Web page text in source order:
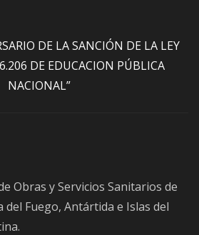
DE LA SANCIÓN DE LA LEY
DE EDUCACION PÚBLICA
NACIONAL”
Obras y Servicios Sanitarios de
Fuego, Antártida e Islas del